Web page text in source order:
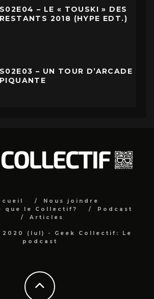
S02E04 – LE « TOUSKI » DES
RESTANTS 2018 (HYPE EDT.)
S02E03 – UN TOUR D’ARCADE
PIQUANTE
Nous joindre
que le Collectif?
Podcast
Articles
(lul) - Geek Collectif: Le
podcast